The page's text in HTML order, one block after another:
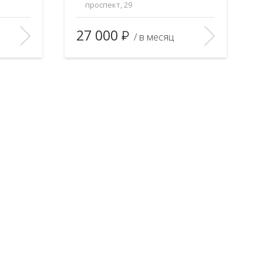
32/18/—
1
5/10
проспект, 29
Площадь (общ/жил/кух), м2: 27/19/—
Количество комнат:
1
Этаж:
2/9
27 000 / в месяц